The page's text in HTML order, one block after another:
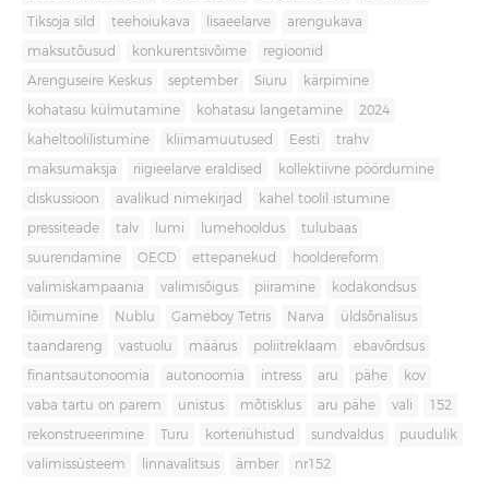
Tiksoja sild teehoiukava lisaeelarve arengukava
maksutõusud konkurentsivõime regioonid
Arenguseire Keskus september Siuru kärpimine
kohatasu külmutamine kohatasu langetamine 2024
kaheltoolilistumine kliimamuutused Eesti trahv
maksumaksja riigieelarve eraldised kollektiivne pöördumine
diskussioon avalikud nimekirjad kahel toolil istumine
pressiteade talv lumi lumehooldus tulubaas
suurendamine OECD ettepanekud hooldereform
valimiskampaania valimisõigus piiramine kodakondsus
lõimumine Nublu Gameboy Tetris Narva üldsõnalisus
taandareng vastuolu määrus poliitreklaam ebavõrdsus
finantsautonoomia autonoomia intress aru pähe kov
vaba tartu on parem unistus mõtisklus aru pähe vali 152
rekonstrueerimine Turu korteriühistud sundvaldus puudulik
valimissüsteem linnavalitsus ämber nr152